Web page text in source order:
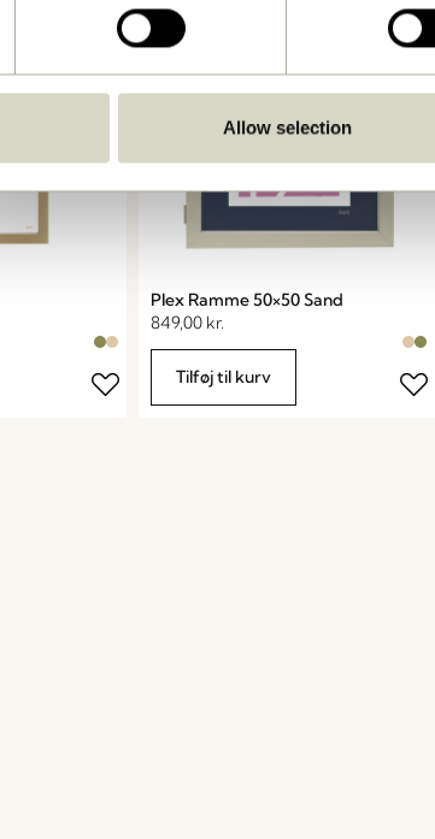
Allow selection
Plex Ramme 50×50 Sand
849,00 kr.
Tilføj til kurv